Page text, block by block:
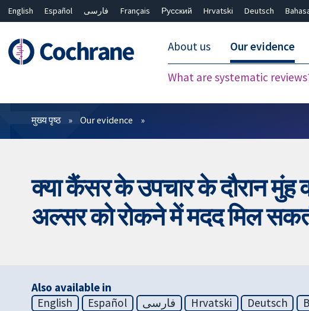
English Español فارسی Français Русский Hrvatski Deutsch
About us Our evidence
What are systematic
फ़िल्टर
मुख्य पृष्ठ Our evidence
क्या कैंसर के उपचार के दौरान
अल्सर को रोकने में मदद मिल
Also available in
English
Español فارسی Hrvatski Deutsch